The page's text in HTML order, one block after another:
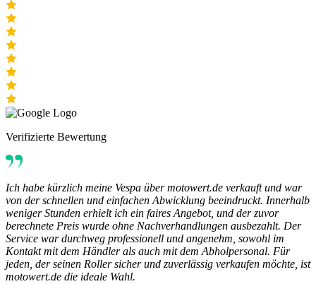
Verifizierte Bewertung
Ich habe kürzlich meine Vespa über motowert.de verkauft und war
von der schnellen und einfachen Abwicklung beeindruckt. Innerhalb
weniger Stunden erhielt ich ein faires Angebot, und der zuvor
berechnete Preis wurde ohne Nachverhandlungen ausbezahlt. Der
Service war durchweg professionell und angenehm, sowohl im
Kontakt mit dem Händler als auch mit dem Abholpersonal. Für
jeden, der seinen Roller sicher und zuverlässig verkaufen möchte, ist
motowert.de die ideale Wahl.